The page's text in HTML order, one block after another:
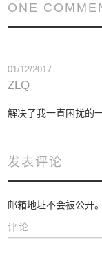
ONE
01/12/2017
ZLQ
解决了我一直困扰的
发表评论
邮箱地址不会被公开。
评论